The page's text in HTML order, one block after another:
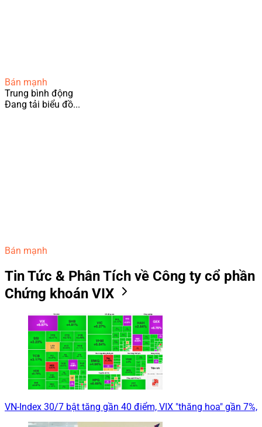
Bán mạnh
Trung bình động
Đang tải biểu đồ...
Bán mạnh
Tin Tức & Phân Tích về Công ty cổ phần
Chứng khoán VIX
VN-Index 30/7 bật tăng gần 40 điểm, VIX "thăng hoa" gần 7%,